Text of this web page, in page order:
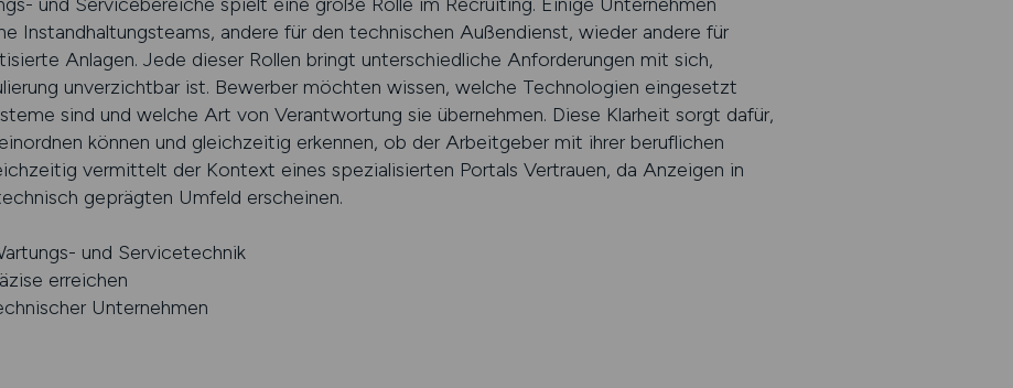
Instandhaltungsteams, andere für den technischen Außendienst, wieder andere für
Anlagen. Jede dieser Rollen bringt unterschiedliche Anforderungen mit sich,
unverzichtbar ist. Bewerber möchten wissen, welche Technologien eingesetzt
sind und welche Art von Verantwortung sie übernehmen. Diese Klarheit sorgt dafür,
können und gleichzeitig erkennen, ob der Arbeitgeber mit ihrer beruflichen
vermittelt der Kontext eines spezialisierten Portals Vertrauen, da Anzeigen in
geprägten Umfeld erscheinen.
und Servicetechnik
erreichen
Unternehmen